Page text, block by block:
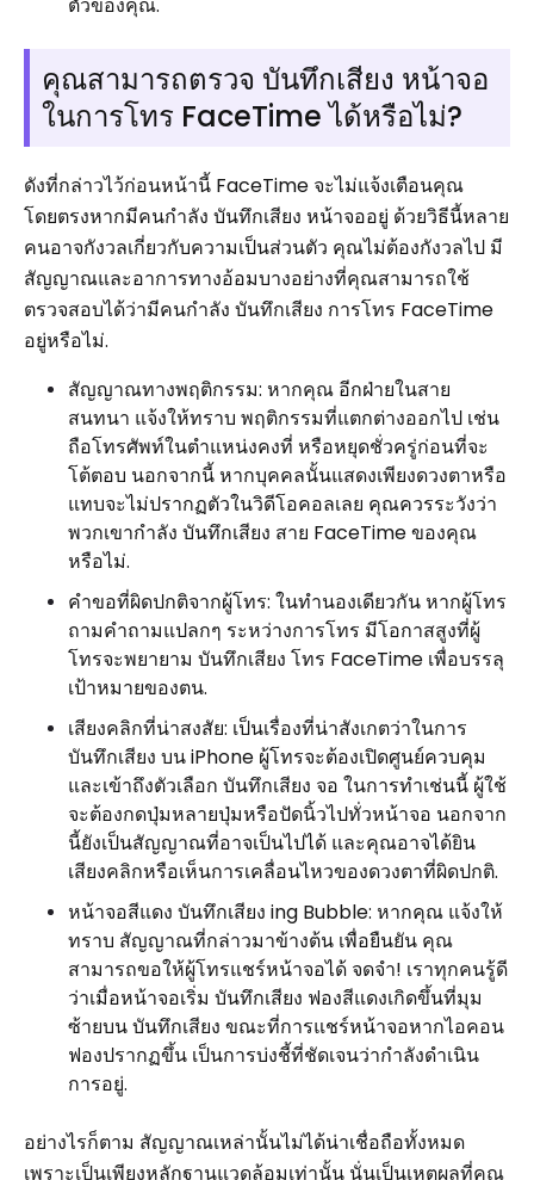
คุณสามารถตรวจ บันทึกเสียง หน้าจอ
ในการโทร FaceTime ได้หรือไม่?
ดังที่กล่าวไว้ก่อนหน้านี้ FaceTime จะไม่แจ้งเตือนคุณ
โดยตรงหากมีคนกำลัง บันทึกเสียง หน้าจออยู่ ด้วยวิธีนี้หลาย
คนอาจกังวลเกี่ยวกับความเป็นส่วนตัว คุณไม่ต้องกังวลไป มี
สัญญาณและอาการทางอ้อมบางอย่างที่คุณสามารถใช้
ตรวจสอบได้ว่ามีคนกำลัง บันทึกเสียง การโทร FaceTime
อยู่หรือไม่.
สัญญาณทางพฤติกรรม: หากคุณ อีกฝ่ายในสาย
สนทนา แจ้งให้ทราบ พฤติกรรมที่แตกต่างออกไป เช่น
ถือโทรศัพท์ในตำแหน่งคงที่ หรือหยุดชั่วครู่ก่อนที่จะ
โต้ตอบ นอกจากนี้ หากบุคคลนั้นแสดงเพียงดวงตาหรือ
แทบจะไม่ปรากฏตัวในวิดีโอคอลเลย คุณควรระวังว่า
พวกเขากำลัง บันทึกเสียง สาย FaceTime ของคุณ
หรือไม่.
คำขอที่ผิดปกติจากผู้โทร: ในทำนองเดียวกัน หากผู้โทร
ถามคำถามแปลกๆ ระหว่างการโทร มีโอกาสสูงที่ผู้
โทรจะพยายาม บันทึกเสียง โทร FaceTime เพื่อบรรลุ
เป้าหมายของตน.
เสียงคลิกที่น่าสงสัย: เป็นเรื่องที่น่าสังเกตว่าในการ
บันทึกเสียง บน iPhone ผู้โทรจะต้องเปิดศูนย์ควบคุม
และเข้าถึงตัวเลือก บันทึกเสียง จอ ในการทำเช่นนี้ ผู้ใช้
จะต้องกดปุ่มหลายปุ่มหรือปัดนิ้วไปทั่วหน้าจอ นอกจาก
นี้ยังเป็นสัญญาณที่อาจเป็นไปได้ และคุณอาจได้ยิน
เสียงคลิกหรือเห็นการเคลื่อนไหวของดวงตาที่ผิดปกติ.
หน้าจอสีแดง บันทึกเสียง ing Bubble: หากคุณ แจ้งให้
ทราบ สัญญาณที่กล่าวมาข้างต้น เพื่อยืนยัน คุณ
สามารถขอให้ผู้โทรแชร์หน้าจอได้ จดจำ! เราทุกคนรู้ดี
ว่าเมื่อหน้าจอเริ่ม บันทึกเสียง ฟองสีแดงเกิดขึ้นที่มุม
ซ้ายบน บันทึกเสียง ขณะที่การแชร์หน้าจอหากไอคอน
ฟองปรากฏขึ้น เป็นการบ่งชี้ที่ชัดเจนว่ากำลังดำเนิน
การอยู่.
อย่างไรก็ตาม สัญญาณเหล่านั้นไม่ได้น่าเชื่อถือทั้งหมด
เพราะเป็นเพียงหลักฐานแวดล้อมเท่านั้น นั่นเป็นเหตุผลที่คุณ